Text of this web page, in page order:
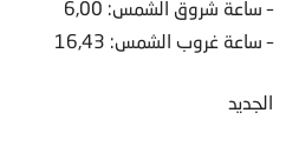
– ساعة شروق الشمس: 6,00
– ساعة غروب الشمس: 16,43
الجديد